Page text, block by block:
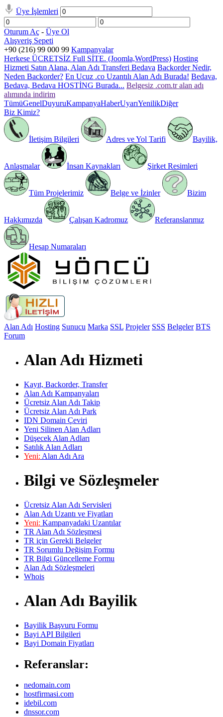
Üye İşlemleri
Oturum Aç - Üye Ol
Alışveriş Sepeti
+90 (216) 99 000 99 Kampanyalar
Herkese ÜCRETSİZ Full SİTE. (Joomla,WordPress) Hosting
Hizmeti Satın Alana, Alan Adı Transferi Bedava Backorder Nedir,
Neden Backorder? En Ucuz .co Uzantılı Alan Adı Burada! Bedava,
Bedava, Bedava HOSTİNG Burada... Belgesiz .com.tr alan adı
alımında indirim
TümüGenelDuyuruKampanyaHaberUyarıYenilikDiğer
Biz Kimiz?
İletişim Bilgileri Adres ve Yol Tarifi Bayilik,
Anlaşmalar İnsan Kaynakları Şirket Resimleri
Tüm Projelerimiz Belge ve İzinler Bizim
Hakkımızda Çalışan Kadromuz Referanslarımız
Hesap Numaraları
Alan Adı Hosting Sunucu Marka SSL Projeler SSS Belgeler BTS
Forum
Alan Adı Hizmeti
Kayıt, Backorder, Transfer
Alan Adı Kampanyaları
Ücretsiz Alan Adı Takip
Ücretsiz Alan Adı Park
IDN Domain Çeviri
Yeni Silinen Alan Adları
Düşecek Alan Adları
Satılık Alan Adları
Yeni: Alan Adı Ara
Bilgi ve Sözleşmeler
Ücretsiz Alan Adı Servisleri
Alan Adı Uzantı ve Fiyatları
Yeni: Kampanyadaki Uzantılar
TR Alan Adı Sözleşmesi
TR için Gerekli Belgeler
TR Sorumlu Değişim Formu
TR Bilgi Güncelleme Formu
Alan Adı Sözleşmeleri
Whois
Alan Adı Bayilik
Bayilik Başvuru Formu
Bayi API Bilgileri
Bayi Domain Fiyatları
Referanslar:
nedomain.com
hostfirmasi.com
idebil.com
dnssor.com